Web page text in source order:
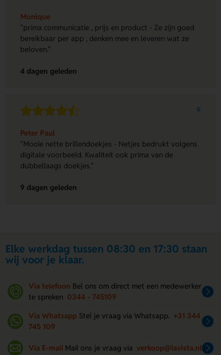
Monique
"prima communicatie , prijs en product - Ze zijn goed
bereikbaar per app , denken mee en leveren wat ze
beloven."
4 dagen geleden
9
Peter Paul
"Mooie nette brillendoekjes - Netjes bedrukt volgens
digitale voorbeeld. Kwaliteit ook prima van de
dubbellaags doekjes."
9 dagen geleden
Elke werkdag tussen 08:30 en 17:30 staan
wij voor je klaar.
Via telefoon Bel ons om direct met een medewerker
te spreken 0344 - 745109
Via Whatsapp Stel je vraag via Whatsapp. +31 344
745 109
Via E-mail Mail ons je vraag via verkoop@lavista.nl